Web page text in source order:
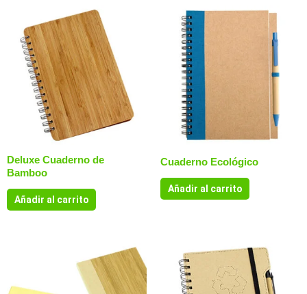
Deluxe Cuaderno de
Bamboo
Añadir al carrito
Cuaderno Ecológico
Añadir al carrito